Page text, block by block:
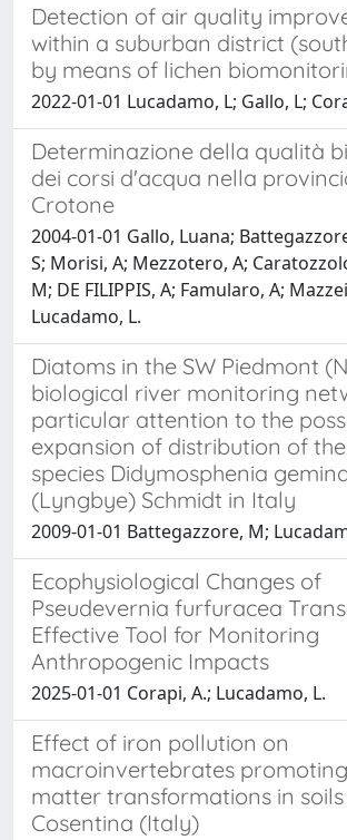
Detection of air quality
within a suburban district
by means of lichen
2022-01-01 Lucadamo, L; Gallo, L;
Determinazione della qualità
dei corsi d'acqua nella
Crotone
2004-01-01 Gallo, Luana;
S; Morisi, A; Mezzotero, A;
M; DE FILIPPIS, A; Famularo, A;
Lucadamo, L.
Diatoms in the SW Piedmont
biological river monitoring
particular attention to the
expansion of distribution of the
species Didymosphenia
(Lyngbye) Schmidt in Italy
2009-01-01 Battegazzore, M;
Ecophysiological Changes of
Pseudevernia furfuracea
Effective Tool for Monitoring
Anthropogenic Impacts
2025-01-01 Corapi, A.; Lucadamo, L.
Effect of iron pollution on
macroinvertebrates
matter transformations in
Cosentina (Italy)